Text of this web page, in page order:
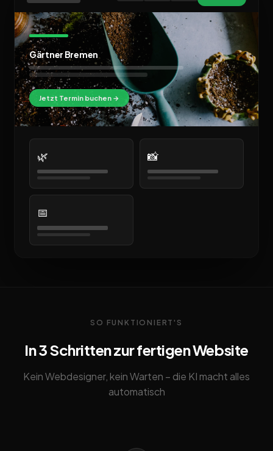
Gärtner Bremen
Jetzt Termin buchen →
🌿 📸
📅
SO FUNKTIONIERT'S
In 3 Schritten zur fertigen Website
Kein Webdesigner, kein Warten – die KI macht alles
automatisch